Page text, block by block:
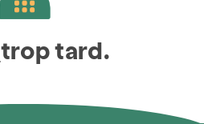
trop tard.